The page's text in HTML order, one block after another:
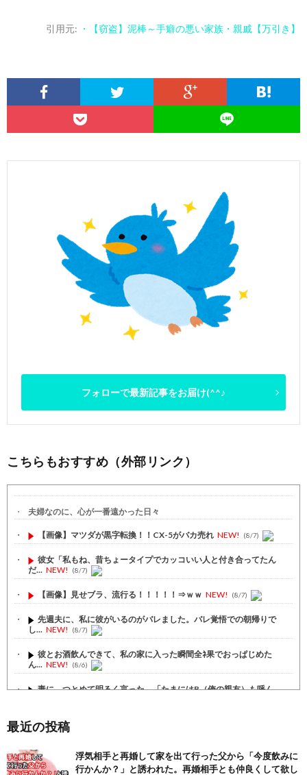
引用元: ・【窃盗】泥棒～手癖の悪い家族・親戚【万引き】
フォローで最新記事をお届け(^^♪
こちらもおすすめ（外部リンク）
夫婦なのに、心が一番遠かった日々
【画像】マツダが黒字転換！！CX-5がバカ売れ NEW! (8/7)
彼女「私もね、昔ちょータイプでカッコいい人と付き合ってたん
だ... NEW! (8/7)
【画像】見せブラ、流行る！！！！！⇒ｗｗ NEW! (8/7)
先週夫に、私に彼がいるのがバレました。バレ覚悟での朝帰りで
し... NEW! (8/7)
彼とお酒飲んできて、私の家に入った瞬間全ﾈ果でおっぱじめた
ん... NEW! (8/6)
妻に、つとめて明るく言った。「たまにはB（俺の親友）も呼ん
【注目】熊本地震、28人死亡（30日午前6:30時点）
舌を絡ませて、唾液交換して── ちゅっちゅしながらの濃厚エッ...
(7/30)
最近の投稿
浮気相手と再婚して家を出て行った父から「今度飲みに
行かんか？」と誘われた。再婚相手とも仲良くして欲し